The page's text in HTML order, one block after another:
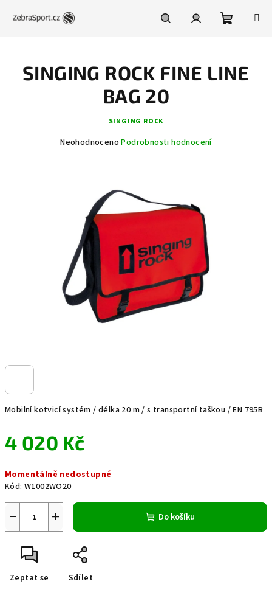
košík
Mobilní kotvicí systém / délka 20 m / s transportní taškou / EN 795B
4 020 Kč
cena:
Momentálně nedostupné
Kód: W1002WO20
+
− Do košíku
Zeptat se Sdílet
SINGING ROCK FINE LINE
BAG 20
SINGING ROCK
Průměrné
hvězdiček.
Neohodnoceno Podrobnosti hodnocení